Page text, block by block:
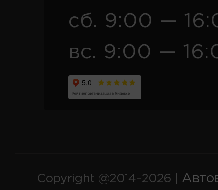
сб. 9:00 —
вс. 9:00 —
Copyright @2014-2026 |